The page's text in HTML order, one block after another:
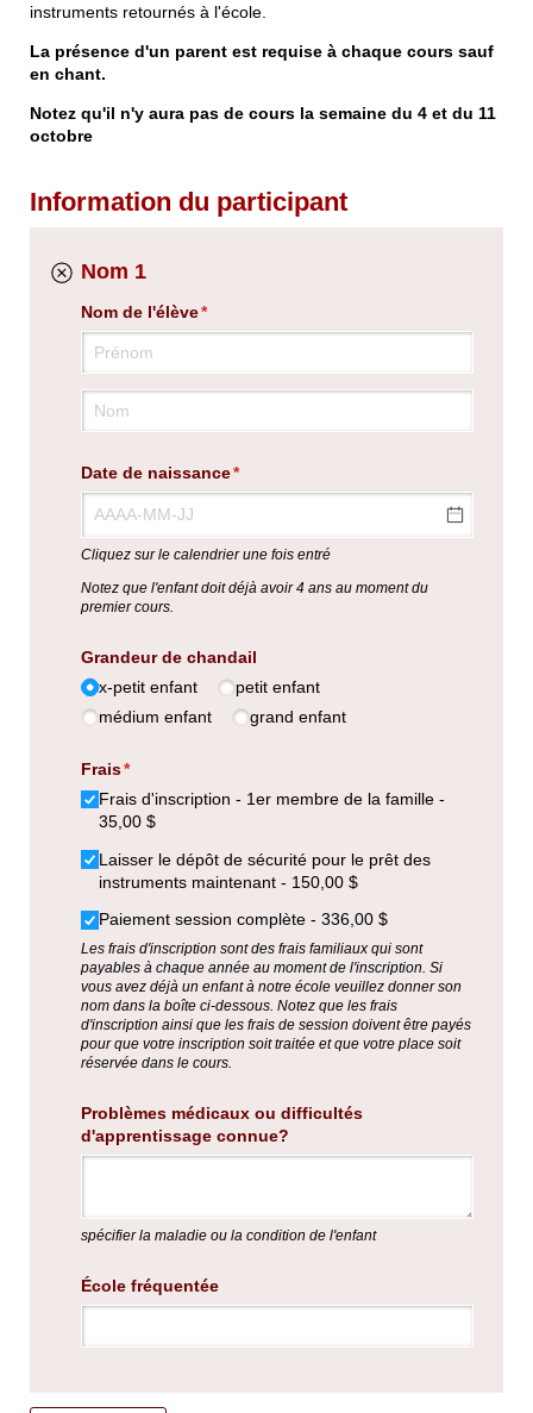
instruments retournés à l'école.
La présence d'un parent est requise à chaque cours sauf
en chant.
Notez qu'il n'y aura pas de cours la semaine du 4 et du 11
octobre
Information du participant
Nom 1
Nom de l'élève*
(requis)
Date de naissance*
(requis)
Cliquez sur le calendrier une fois entré
Notez que l'enfant doit déjà avoir 4 ans au moment du
premier cours.
Grandeur de chandail
x-petit enfant
petit enfant
médium enfant
grand enfant
Frais*
(requis)
Frais d'inscription - 1er membre de la famille
35,00 $
Laisser le dépôt de sécurité pour le prêt des
instruments maintenant
150,00 $
Paiement session complète
336,00 $
Les frais d'inscription sont des frais familiaux qui sont
payables à chaque année au moment de l'inscription. Si
vous avez déjà un enfant à notre école veuillez donner son
nom dans la boîte ci-dessous. Notez que les frais
d'inscription ainsi que les frais de session doivent être payés
pour que votre inscription soit traitée et que votre place soit
réservée dans le cours.
Problèmes médicaux ou difficultés
d'apprentissage connue?
spécifier la maladie ou la condition de l'enfant
École fréquentée